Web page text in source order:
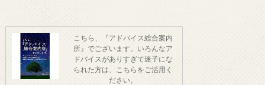
こちら、『アドバイス総合案内
所』でございます。いろんなア
ドバイスがありすぎて迷子にな
られた方は、こちらをご活用く
ださい。